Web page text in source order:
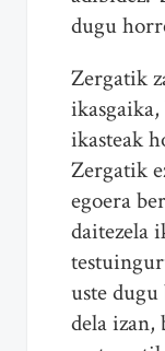
dugu
Zergatik
ikasteak
Zergatik
egoera
daitezela
uste
dela izan,